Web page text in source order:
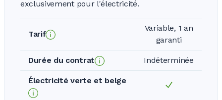
exclusivement pour l'électricité.
Tarif
Variable, 1 an
garanti
Durée du contrat Indéterminée
Électricité verte et belge